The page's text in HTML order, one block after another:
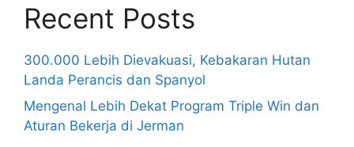
Recent Posts
300.000 Lebih Dievakuasi, Kebakaran Hutan
Landa Perancis dan Spanyol
Mengenal Lebih Dekat Program Triple Win dan
Aturan Bekerja di Jerman